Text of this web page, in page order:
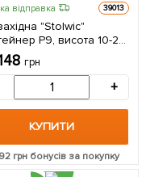
відправка 39013
"Stolwic"
Р9, висота 10-20
1 саджанець в упаковці
грн
+
КУПИТИ
грн бонусів за покупку